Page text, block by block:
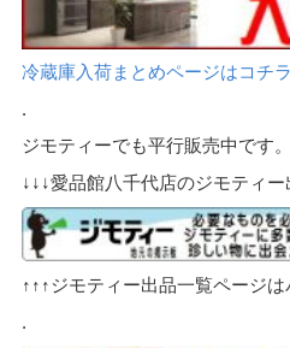
冷蔵庫入荷まとめページはコチラ
.
ジモティーでも平行販売中です。
↓↓↓愛品館八千代店のジモティ
↑↑↑ジモティー出品一覧ページ
.